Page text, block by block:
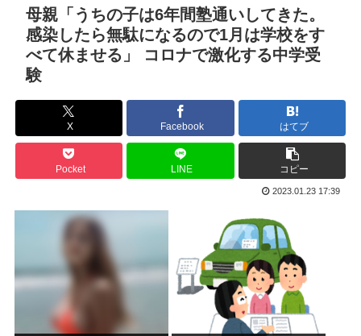
韓国人「韓国に10年間の出場権剥奪や過去ワールドカップ、...
高市首相、出張マッサージへ
アキバ冥途戦争とかいうアニメwww
【画像】小池百合子×高市早苗
【高市】ゴラム(56歳)、女子中学生をナイフで脅し性的暴...
5ちゃんのどこでもいいけど、日本人の税金使って日本人批判...
海外「あるある！」日本を旅行した外国人が患う新たな症状「...
韓国が独自開発したと自慢する甘いトマト、実はそこら辺のト...
はっきり言う、プリキュア見た事ない
自民党、古謝玄太の推薦を決定 沖縄県知事選
【映画悲報】日本(ジャップ)の映画界、完全に終わる…現代...
母親「うちの子は6年間塾通いしてきた。
感染したら無駄になるので1月は学校をす
べて休ませる」 コロナで激化する中学受
験
X Facebook はてブ
Pocket LINE コピー
2023.01.23 17:39